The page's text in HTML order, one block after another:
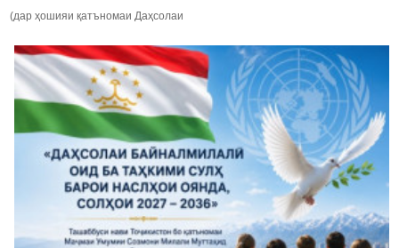
(дар ҳошияи қатъномаи Даҳсолаи